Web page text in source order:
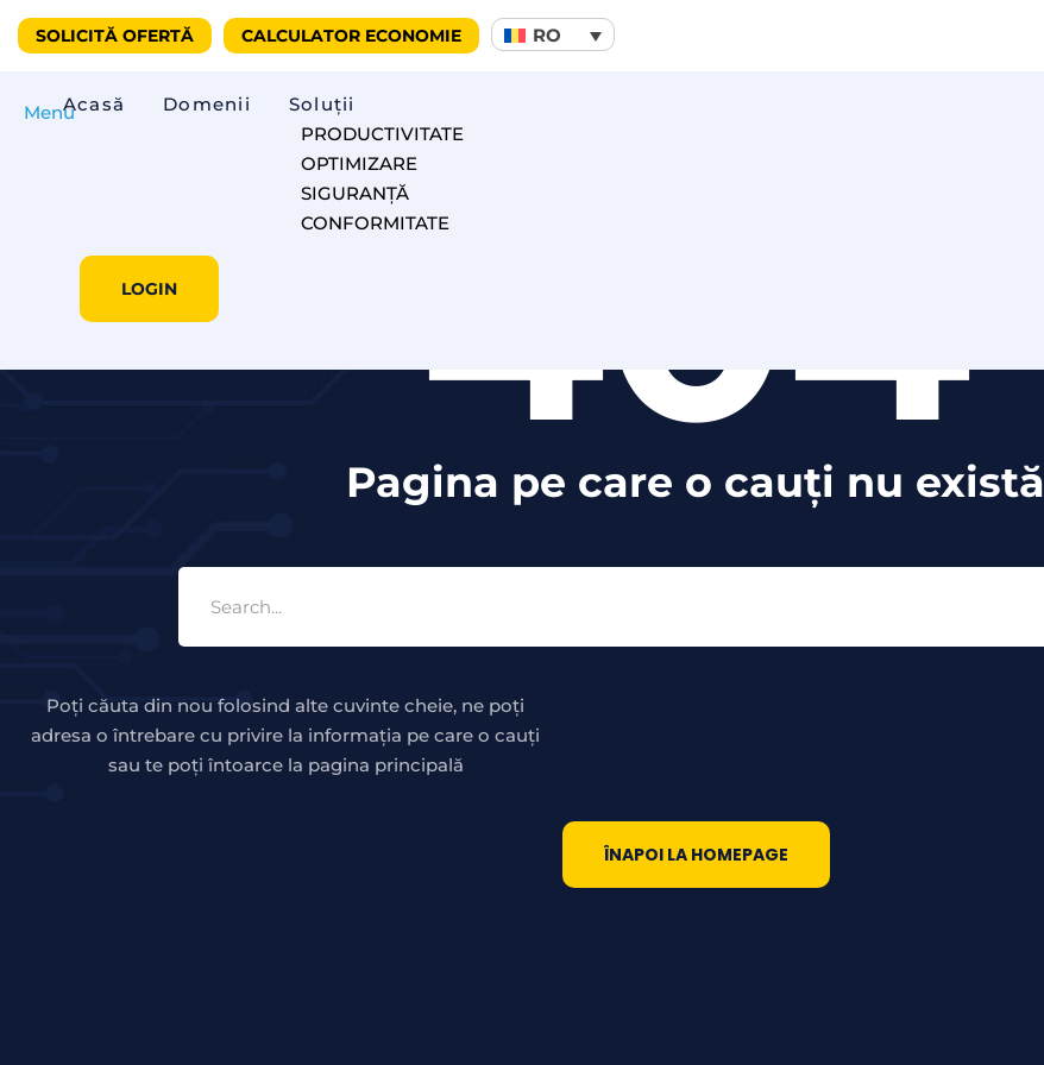
SOLICITĂ OFERTĂ CALCULATOR ECONOMIE RO
MenuAcasă Domenii
Soluții
PRODUCTIVITATE
OPTIMIZARE
SIGURANȚĂ
CONFORMITATE
LOGIN 404
Pagina pe care o cauți nu există
Poți căuta din nou folosind alte cuvinte cheie, ne poți
adresa o întrebare cu privire la informația pe care o cauți
sau te poți întoarce la pagina principală
ÎNAPOI LA HOMEPAGE